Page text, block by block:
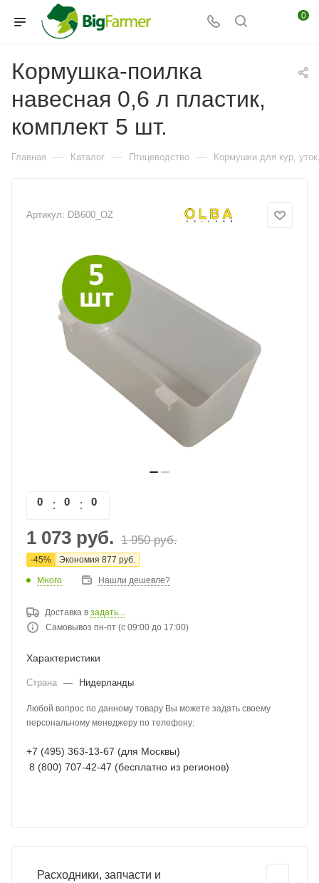
0
Кормушка-поилка
навесная 0,6 л пластик,
комплект 5 шт.
Главная — Каталог — Птицеводство — Кормушки для кур,
Артикул: DB600_OZ
0 0 0
1 073 руб. 1 950руб.
-45% Экономия 877 руб.
Много Нашли дешевле?
Доставка в задать...
Самовывоз пн-пт (с 09:00 до 17:00)
Характеристики
Страна — Нидерланды
Любой вопрос по данному товару Вы можете задать своему
персональному менеджеру по телефону:
+7 (495) 363-13-67 (для Москвы)
8 (800) 707-42-47 (бесплатно из регионов)
Расходники, запчасти и